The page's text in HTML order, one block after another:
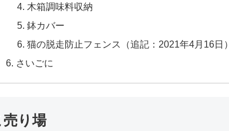
木箱調味料収納
鉢カバー
猫の脱走防止フェンス（追記：2021年4月16日）
さいごに
り場